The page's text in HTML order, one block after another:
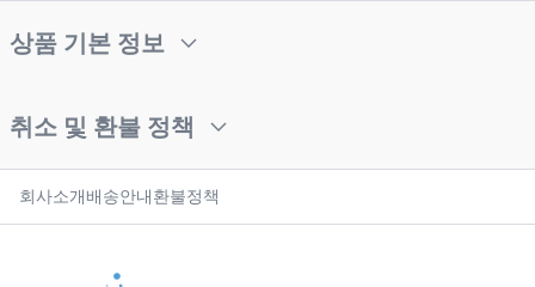
상품 기본 정보
취소 및 환불 정책
회사소개 배송안내 환불정책